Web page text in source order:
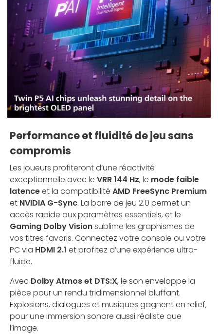
Performance et fluidité de jeu sans
compromis
Les joueurs profiteront d’une réactivité
exceptionnelle avec le VRR 144 Hz, le mode faible
latenceet la compatibilité AMD FreeSync Premium
et NVIDIA G-Sync. La barre de jeu 2.0 permet un
accès rapide aux paramètres essentiels, et le
Gaming Dolby Visionsublime les graphismes de
vos titres favoris. Connectez votre console ou votre
PC via HDMI 2.1 et profitez d’une expérience ultra-
fluide.
Avec Dolby Atmos et DTS:X, le son enveloppe la
pièce pour un rendu tridimensionnel bluffant.
Explosions, dialogues et musiques gagnent en relief,
pour une immersion sonore aussi réaliste que
l’image.